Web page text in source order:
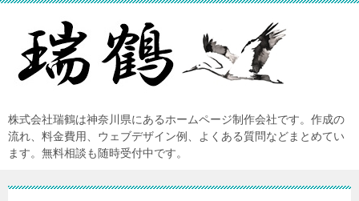
株式会社瑞鶴は神奈川県にあるホームページ制作会社です。作成の
流れ、料金費用、ウェブデザイン例、よくある質問などまとめてい
ます。無料相談も随時受付中です。